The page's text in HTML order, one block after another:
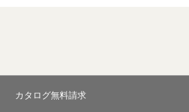
カタログ無料請求